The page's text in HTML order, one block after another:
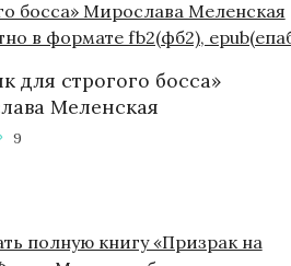
для строгого босса»
Меленская
9